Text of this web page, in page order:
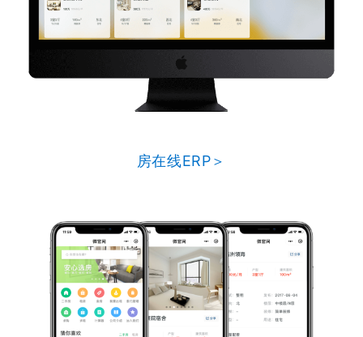
房在线ERP＞